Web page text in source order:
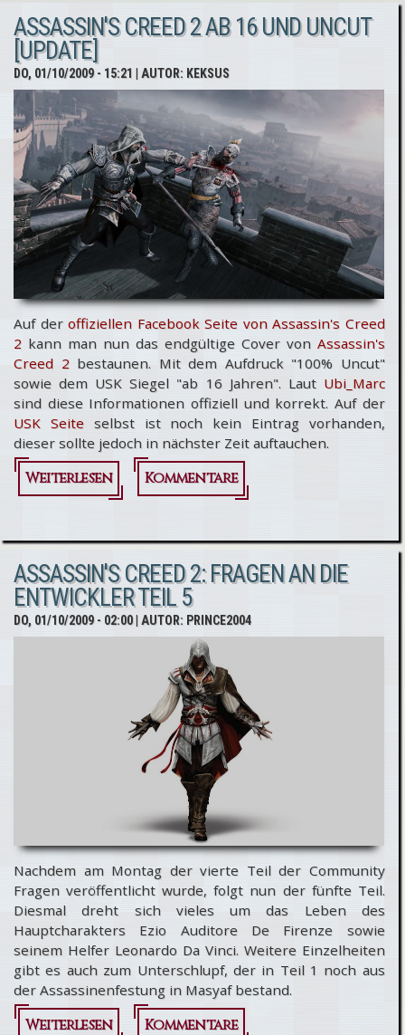
Tokio Games
Walktrough
ASSASSIN'S CREED 2 AB 16 UND UNCUT
[UPDATE]
DO, 01/10/2009 - 15:21 | AUTOR: KEKSUS
Auf deroffiziellen Facebook Seite von Assassin's Creed
2 kann man nun das endgültige Cover von Assassin's
Creed 2bestaunen. Mit dem Aufdruck "100% Uncut"
sowie dem USK Siegel "ab 16 Jahren". Laut Ubi_Marc
sind diese Informationen offiziell und korrekt. Auf der
USK Seiteselbst ist noch kein Eintrag vorhanden,
dieser sollte jedoch in nächster Zeit auftauchen.
Weiterlesen
über
Creed 2
ab 16
und
Uncut
[UPDATE]
Kommentare
ASSASSIN'S CREED 2: FRAGEN AN DIE
ENTWICKLER TEIL 5
DO, 01/10/2009 - 02:00| AUTOR: PRINCE2004
Nachdem am Montag der vierte Teil der Community
Fragen veröffentlicht wurde, folgt nun der fünfte Teil.
Diesmal dreht sich vieles um das Leben des
Hauptcharakters Ezio Auditore De Firenze sowie
seinem Helfer Leonardo Da Vinci. Weitere Einzelheiten
gibt es auch zum Unterschlupf, der in Teil 1 noch aus
der Assassinenfestung in Masyaf bestand.
Weiterlesen über
Kommentare